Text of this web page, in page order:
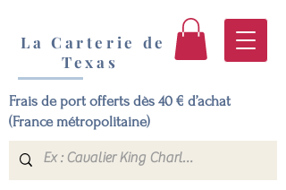
La Carterie de
Texas
Frais de port offerts dès 40 € d’achat
(France métropolitaine)